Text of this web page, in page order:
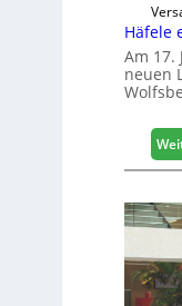
Häfele
Am 17.
neuen